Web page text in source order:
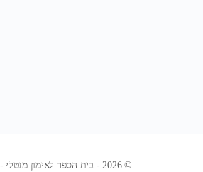
© 2026 - בית הספר לאימון מנטלי - איתן עזריה